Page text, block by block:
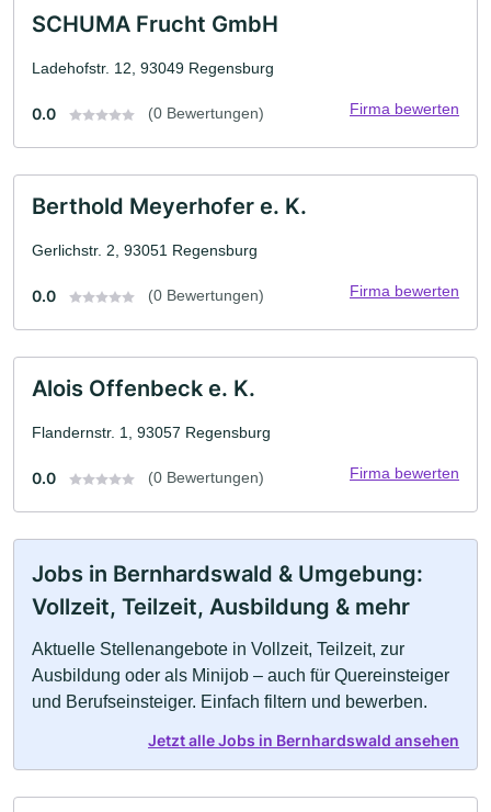
SCHUMA Frucht GmbH
Ladehofstr. 12, 93049 Regensburg
0.0 (0 Bewertungen) Firma bewerten
Berthold Meyerhofer e. K.
Gerlichstr. 2, 93051 Regensburg
0.0 (0 Bewertungen) Firma bewerten
Alois Offenbeck e. K.
Flandernstr. 1, 93057 Regensburg
0.0 (0 Bewertungen) Firma bewerten
Jobs in Bernhardswald & Umgebung:
Vollzeit, Teilzeit, Ausbildung & mehr
Aktuelle Stellenangebote in Vollzeit, Teilzeit, zur
Ausbildung oder als Minijob – auch für Quereinsteiger
und Berufseinsteiger. Einfach filtern und bewerben.
Jetzt alle Jobs in Bernhardswald ansehen